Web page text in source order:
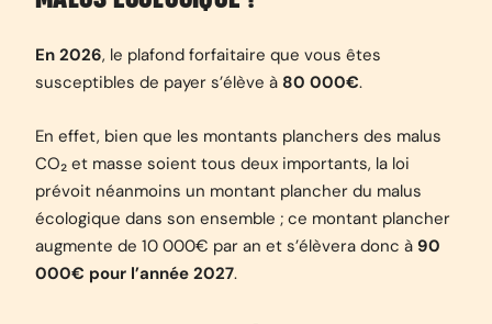
En 2026, le plafond forfaitaire que vous êtes
susceptibles de payer s’élève à 80 000€.
En effet, bien que les montants planchers des malus
CO₂ et masse soient tous deux importants, la loi
prévoit néanmoins un montant plancher du malus
écologique dans son ensemble ; ce montant plancher
augmente de 10 000€ par an et s’élèvera donc à 90
000€ pour l’année 2027.